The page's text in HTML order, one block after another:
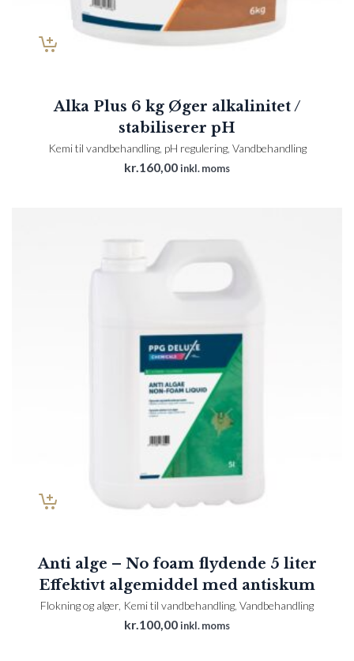
Alka Plus 6 kg Øger alkalinitet /
stabiliserer pH
Kemi til vandbehandling, pH regulering, Vandbehandling
kr.160,00inkl. moms
Anti alge – No foam flydende 5 liter
Effektivt algemiddel med antiskum
Flokning og alger, Kemi til vandbehandling Vandbehandling
kr.100,00inkl. moms